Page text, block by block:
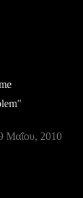
Μαΐου, 2010